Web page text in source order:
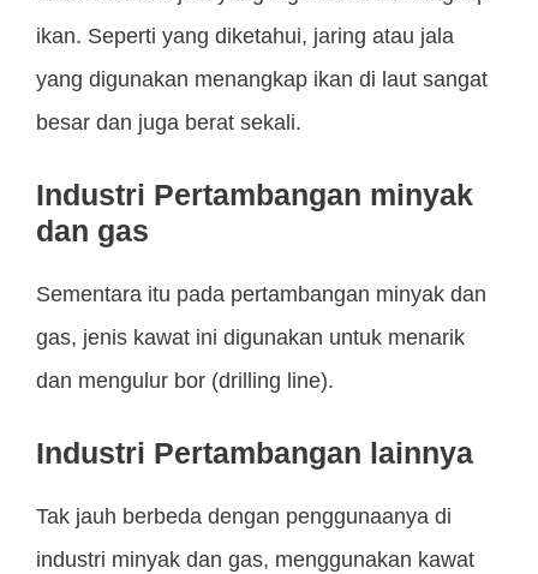
ikan. Seperti yang diketahui, jaring atau jala
yang digunakan menangkap ikan di laut sangat
besar dan juga berat sekali.
Industri Pertambangan minyak
dan gas
Sementara itu pada pertambangan minyak dan
gas, jenis kawat ini digunakan untuk menarik
dan mengulur bor (drilling line).
Industri Pertambangan lainnya
Tak jauh berbeda dengan penggunaanya di
industri minyak dan gas, menggunakan kawat